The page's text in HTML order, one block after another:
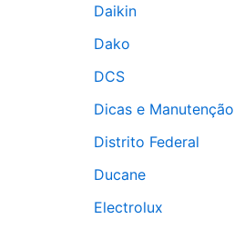
Daikin
Dako
DCS
Dicas e Manutenção
Distrito Federal
Ducane
Electrolux